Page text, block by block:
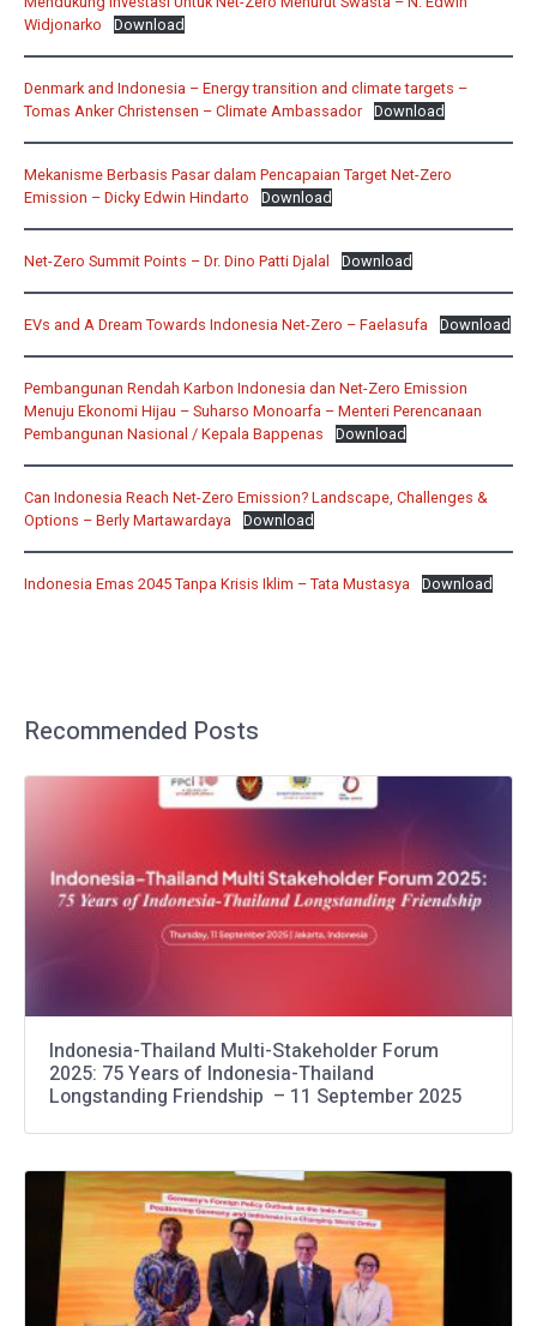
Widjonarko
Download
Denmark and Indonesia – Energy transition and climate targets –
Tomas Anker Christensen – Climate Ambassador
Download
Mekanisme Berbasis Pasar dalam Pencapaian Target Net-Zero
Emission – Dicky Edwin Hindarto
Download
Net-Zero Summit Points – Dr. Dino Patti Djalal Download
EVs and A Dream Towards Indonesia Net-Zero – Faelasufa Download
Pembangunan Rendah Karbon Indonesia dan Net-Zero Emission
Menuju Ekonomi Hijau – Suharso Monoarfa – Menteri Perencanaan
Pembangunan Nasional / Kepala Bappenas
Download
Can Indonesia Reach Net-Zero Emission? Landscape, Challenges &
Options – Berly Martawardaya
Download
Indonesia Emas 2045 Tanpa Krisis Iklim – Tata Mustasya Download
Recommended Posts
Indonesia-Thailand Multi-Stakeholder Forum
2025: 75 Years of Indonesia-Thailand
Longstanding Friendship – 11 September 2025